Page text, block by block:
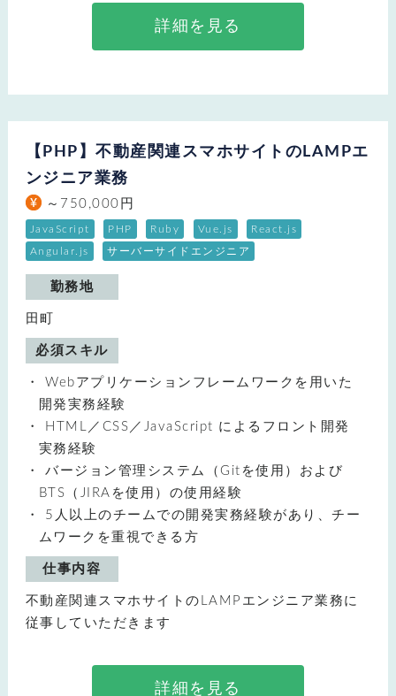
詳細を見る
【PHP】不動産関連スマホサイトのLAMPエ
ンジニア業務
～750,000円
JavaScript PHP Ruby Vue.js React.js
Angular.js サーバーサイドエンジニア
勤務地
田町
必須スキル
Webアプリケーションフレームワークを用いた
開発実務経験
HTML／CSS／JavaScript によるフロント開発
実務経験
バージョン管理システム（Gitを使用）および
BTS（JIRAを使用）の使用経験
5人以上のチームでの開発実務経験があり、チー
ムワークを重視できる方
仕事内容
不動産関連スマホサイトのLAMPエンジニア業務に
従事していただきます
詳細を見る